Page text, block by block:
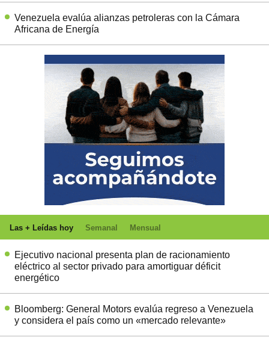
Venezuela evalúa alianzas petroleras con la Cámara
Africana de Energía
Las + Leídas hoy Semanal Mensual
Ejecutivo nacional presenta plan de racionamiento
eléctrico al sector privado para amortiguar déficit
energético
Bloomberg: General Motors evalúa regreso a Venezuela
y considera el país como un «mercado relevante»